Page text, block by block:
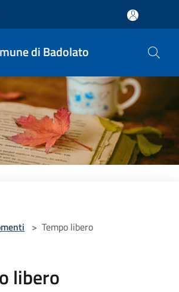
di Badolato
> Tempo libero
libero